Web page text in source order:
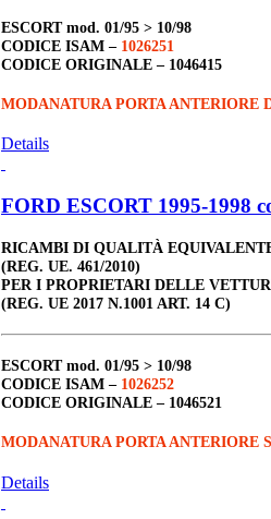
ESCORTmod. 01/95 > 10/98
CODICE ISAM – 1026251
CODICE ORIGINALE – 1046415
MODANATURA PORTA ANTERIORE
Details
FORD ESCORT 1995-1998
RICAMBI DI QUALITÀ
(REG. UE. 461/2010)
PER I PROPRIETARI DELLE
(REG. UE 2017 N.1001 ART. 14 C)
ESCORTmod. 01/95 > 10/98
CODICE ISAM – 1026252
CODICE ORIGINALE – 1046521
MODANATURA PORTA ANTERIORE
Details